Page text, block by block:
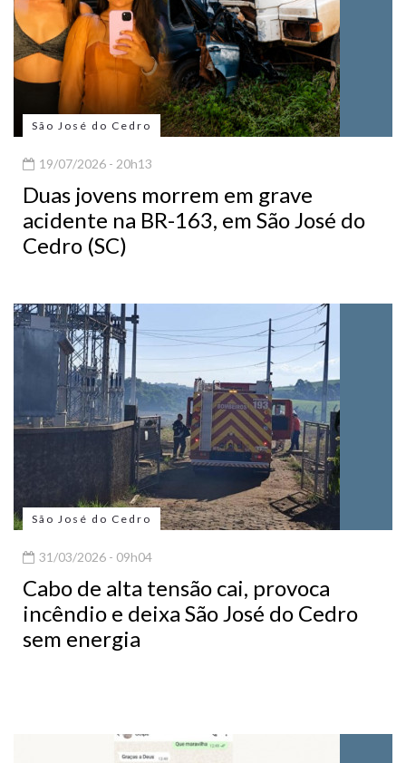
São José do Cedro
19/07/2026 - 20h13
Duas jovens morrem em grave
acidente na BR-163, em São José do
Cedro (SC)
São José do Cedro
31/03/2026 - 09h04
Cabo de alta tensão cai, provoca
incêndio e deixa São José do Cedro
sem energia